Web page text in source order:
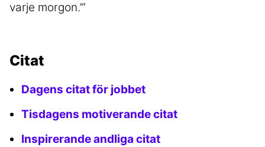
varje morgon.’”
Citat
Dagens citat för jobbet
Tisdagens motiverande citat
Inspirerande andliga citat